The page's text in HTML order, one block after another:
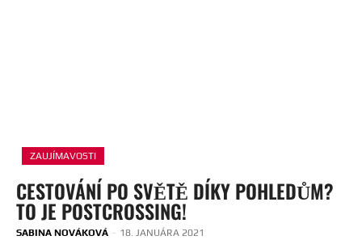
ZAUJÍMAVOSTI
CESTOVÁNÍ PO SVĚTĚ DÍKY POHLEDŮM?
TO JE POSTCROSSING!
SABINA NOVÁKOVÁ - 18. JANUÁRA 2021